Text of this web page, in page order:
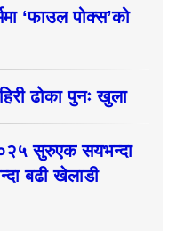
‘फाउल पोक्स’को
ढोका पुनः खुला
सुरुएक सयभन्दा
बढी खेलाडी